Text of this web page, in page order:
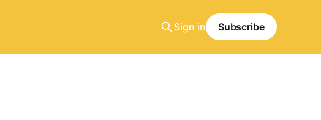
Sign in Subscribe